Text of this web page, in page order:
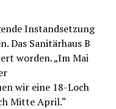
Instandsetzung
Das Sanitärhaus B
worden. „Im Mai
wir eine 18-Loch
Mitte April.“